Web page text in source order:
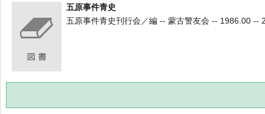
五原事件青史
五原事件青史刊行会／編 -- 蒙古警友会 -- 1986.00 --